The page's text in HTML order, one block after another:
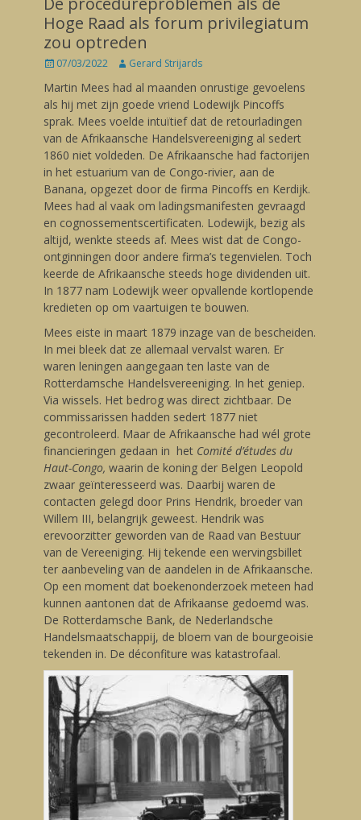
Hoge Raad als forum privilegiatum
zou optreden
Posted
07/03/2022 Author
Gerard Strijards
Martin Mees had al maanden onrustige gevoelens
als hij met zijn goede vriend Lodewijk Pincoffs
sprak. Mees voelde intuïtief dat de retourladingen
van de Afrikaansche Handelsvereeniging al sedert
1860 niet voldeden. De Afrikaansche had factorijen
in het estuarium van de Congo-rivier, aan de
Banana, opgezet door de firma Pincoffs en Kerdijk.
Mees had al vaak om ladingsmanifesten gevraagd
en cognossementscertificaten. Lodewijk, bezig als
altijd, wenkte steeds af. Mees wist dat de Congo-
ontginningen door andere firma’s tegenvielen. Toch
keerde de Afrikaansche steeds hoge dividenden uit.
In 1877 nam Lodewijk weer opvallende kortlopende
kredieten op om vaartuigen te bouwen.
Mees eiste in maart 1879 inzage van de bescheiden.
In mei bleek dat ze allemaal vervalst waren. Er
waren leningen aangegaan ten laste van de
Rotterdamsche Handelsvereeniging. In het geniep.
Via wissels. Het bedrog was direct zichtbaar. De
commissarissen hadden sedert 1877 niet
gecontroleerd. Maar de Afrikaansche had wél grote
financieringen gedaan in het Comité d’études du
Haut-Congo, waarin de koning der Belgen Leopold
zwaar geïnteresseerd was. Daarbij waren de
contacten gelegd door Prins Hendrik, broeder van
Willem III, belangrijk geweest. Hendrik was
erevoorzitter geworden van de Raad van Bestuur
van de Vereeniging. Hij tekende een wervingsbillet
ter aanbeveling van de aandelen in de Afrikaansche.
Op een moment dat boekenonderzoek meteen had
kunnen aantonen dat de Afrikaanse gedoemd was.
De Rotterdamsche Bank, de Nederlandsche
Handelsmaatschappij, de bloem van de bourgeoisie
tekenden in. De déconfiture was katastrofaal.